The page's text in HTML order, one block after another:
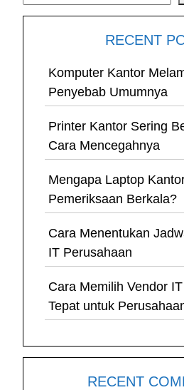
RECENT
Komputer Kantor
Penyebab Umumnya
Printer Kantor Sering
Cara Mencegahnya
Mengapa Laptop
Pemeriksaan Berkala?
Cara Menentukan
IT Perusahaan
Cara Memilih Vendor
Tepat untuk
RECENT